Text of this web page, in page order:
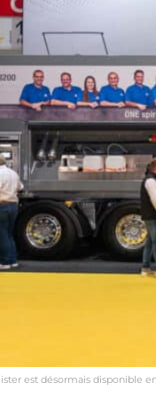
est désormais disponible